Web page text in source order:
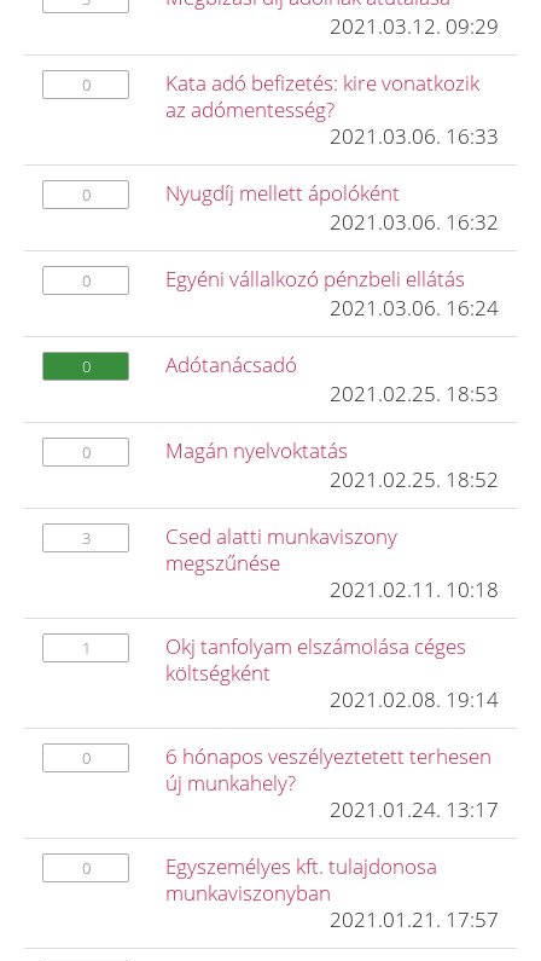
2021.03.12. 09:29
0
Kata adó befizetés: kire vonatkozik
az adómentesség?
2021.03.06. 16:33
0
Nyugdíj mellett ápolóként
2021.03.06. 16:32
0
Egyéni vállalkozó pénzbeli ellátás
2021.03.06. 16:24
0
Adótanácsadó
2021.02.25. 18:53
0
Magán nyelvoktatás
2021.02.25. 18:52
3
Csed alatti munkaviszony
megszűnése
2021.02.11. 10:18
1
Okj tanfolyam elszámolása céges
költségként
2021.02.08. 19:14
0
6 hónapos veszélyeztetett terhesen
új munkahely?
2021.01.24. 13:17
0
Egyszemélyes kft. tulajdonosa
munkaviszonyban
2021.01.21. 17:57